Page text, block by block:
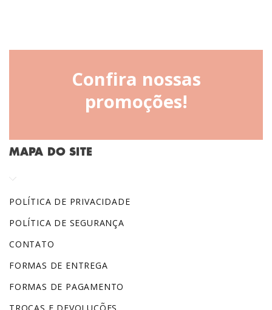
Confira nossas
promoções!
MAPA DO SITE
POLÍTICA DE PRIVACIDADE
POLÍTICA DE SEGURANÇA
CONTATO
FORMAS DE ENTREGA
FORMAS DE PAGAMENTO